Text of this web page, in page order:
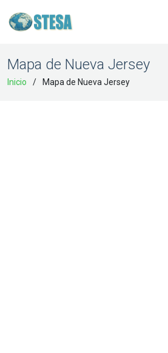
Mapa de Nueva Jersey
Inicio Mapa de Nueva Jersey